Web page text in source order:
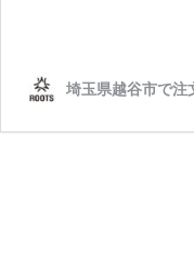
埼玉県越谷市で注